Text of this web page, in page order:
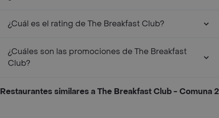
¿Cuál es el rating de The Breakfast Club?
¿Cuáles son las promociones de The Breakfast
Club?
Restaurantes similares a The Breakfast Club - Comuna 2